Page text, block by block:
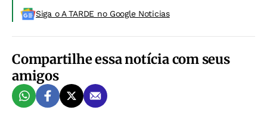
Siga o A TARDE no Google Noticias
Compartilhe essa notícia com seus
amigos